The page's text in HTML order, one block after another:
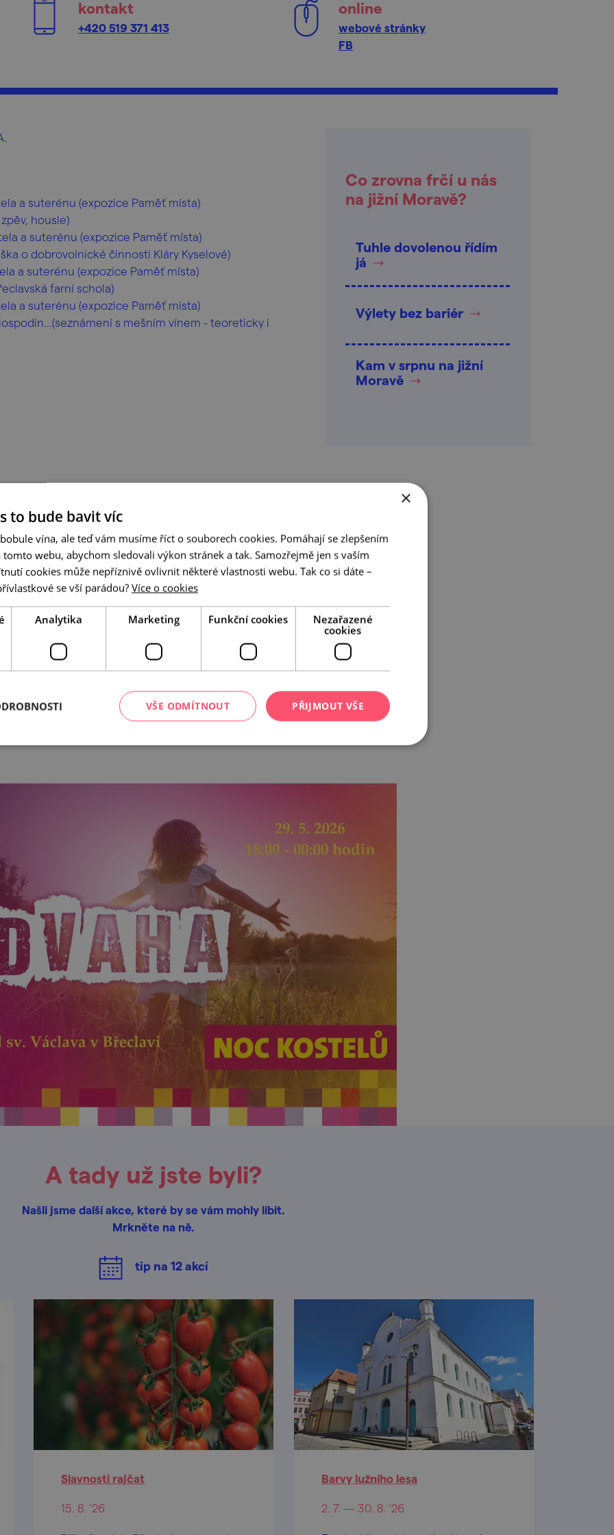
kontakt
+420 519 371 413
online
webové stránky
FB
a suterénu (expozice Paměť místa)
housle)
a suterénu (expozice Paměť místa)
o dobrovolnické činnosti Kláry Kyselové)
a suterénu (expozice Paměť místa)
farní schola)
a suterénu (expozice Paměť místa)
s mešním vínem - teoreticky i
Leaflet |© Seznam.cz a.s. a další
Co zrovna frčí u nás
na jižní Moravě?
Tuhle dovolenou řídím
já
Výlety bez bariér
Kam v srpnu na jižní
Moravě
A tady už jste byli?
Našli jsme další akce, které by se vám mohly líbit.
Mrkněte na ně.
tip na 12akcí
Slavnosti rajčat
15. 8. '26
Barvy lužního lesa
2. 7. — 30. 8. '26
×
to bude bavit víc
vína, ale teď vám musíme říct o souborech cookies. Pomáhají se zlepšením
tomto webu, abychom sledovali výkon stránek a tak. Samozřejmě jen s vaším
cookies může nepříznivě ovlivnit některé vlastnosti webu. Tak co si dáte –
se vší parádou? Více o cookies
Analytika Marketing Funkční cookies
Nezařazené
cookies
PŘIJMOUT VŠE
VŠE ODMÍTNOUT